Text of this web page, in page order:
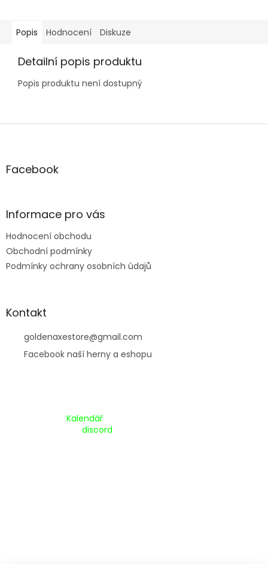
Popis Hodnocení Diskuze
Detailní popis produktu
Popis produktu není dostupný
Z
aFacebook
Informace pro vás
Hodnocení obchodu
Obchodní podmínky
Podmínky ochrany osobních údajů
Kontakt
goldenaxestore@gmail.com
Facebook naší herny a eshopu
Kalendář
discord